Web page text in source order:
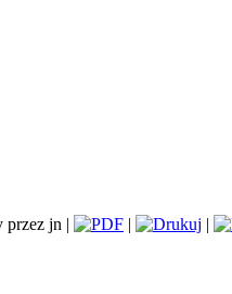
przez jn | | |